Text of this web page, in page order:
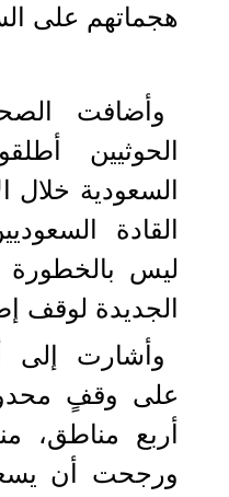
هجماتهم على
وأضافت
الحوثيين
السعودية خلال
القادة
ليس بالخطورة
الجديدة لوقف
وأشارت إلى
على وقفٍ
أربع مناطق،
ورجحت أن